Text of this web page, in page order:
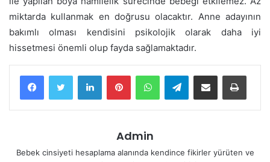
miktarda kullanmak en doğrusu olacaktır. Anne adayının
bakımlı olması kendisini psikolojik olarak daha iyi
hissetmesi önemli olup fayda sağlamaktadır.
LinkedInPinterestWhatsAppTelegramE-Posta ile paylaş Yazdır
Admin
Bebek cinsiyeti hesaplama alanında kendince fikirler yürüten ve